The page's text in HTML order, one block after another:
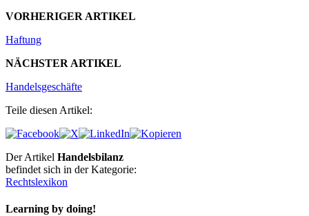
VORHERIGER ARTIKEL
Haftung
NÄCHSTER ARTIKEL
Handelsgeschäfte
Teile diesen Artikel:
Der Artikel Handelsbilanz
befindet sich in der Kategorie:
Rechtslexikon
Learning by doing!